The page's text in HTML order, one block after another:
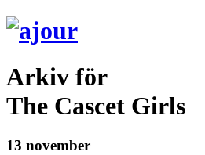
Arkiv för
The Cascet Girls
13 november